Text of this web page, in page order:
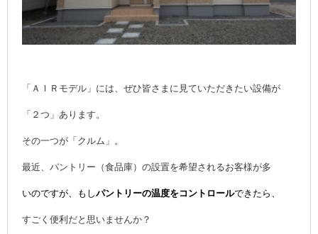
「ＡＩＲモデル」には、ぜひ皆さまに見ていただきたい設備が
「２つ」あります。
その一つが「クルム」。
最近、パントリー（食品庫）の設置を希望されるお客様が多
いのですが、もしパントリーの温度をコントロールできたら、
すごく便利だと思いませんか？